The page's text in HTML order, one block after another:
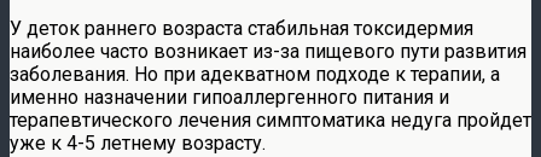
У деток раннего возраста стабильная токсидермия
наиболее часто возникает из-за пищевого пути развития
заболевания. Но при адекватном подходе к терапии, а
именно назначении гипоаллергенного питания и
терапевтического лечения симптоматика недуга пройдет
уже к 4-5 летнему возрасту.